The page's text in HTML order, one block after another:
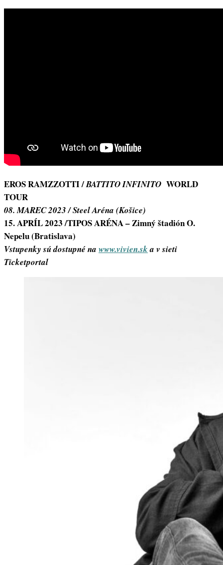
EROS RAMZZOTTI /BATTITO INFINITO WORLD
TOUR
08. MAREC 2023 / Steel Aréna (Košice)
15. APRÍL 2023 /TIPOS ARÉNA – Zimný štadión O.
Nepelu (Bratislava)
Vstupenky sú dostupné na www.vivien.ska v sieti
Ticketportal